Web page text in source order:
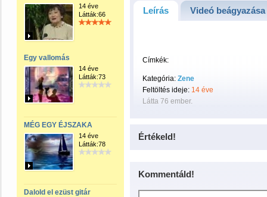
14 éve
Látták:66
Egy vallomás
14 éve
Látták:73
MÉG EGY ÉJSZAKA
14 éve
Látták:78
Dalold el ezüst gitár
Leírás Videó beágyazása
Címkék:
Kategória: Zene
Feltöltés ideje: 14 éve
Látta 76 ember.
Értékeld!
Kommentáld!